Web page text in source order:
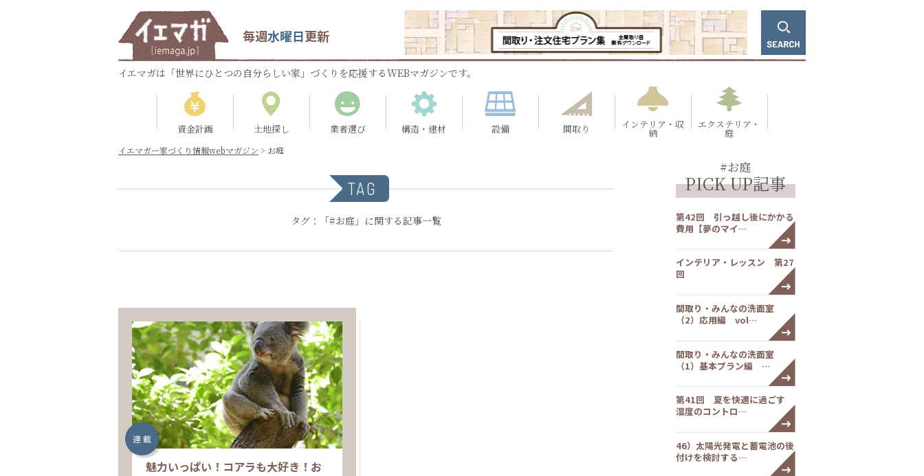
毎週水曜日更新
イエマガは「世界にひとつの自分らしい家」づくりを応援するWEBマガジンです。
資金計画 土地探し 業者選び 構造・建材 設備 間取り インテリア・収
納
エクステリア・
庭
イエマガー家づくり情報webマガジン > お庭
TAG
タグ：「#お庭」に関する記事一覧
連 載
魅力いっぱい！コアラも大好き！お
#お庭
PICK UP記事
第42回 引っ越し後にかかる
費用【夢のマイ…
インテリア・レッスン 第27
回
間取り・みんなの洗面室
（2）応用編 vol…
間取り・みんなの洗面室
（1）基本プラン編 …
第41回 夏を快適に過ごす
湿度のコントロ…
46）太陽光発電と蓄電池の後
付けを検討する…